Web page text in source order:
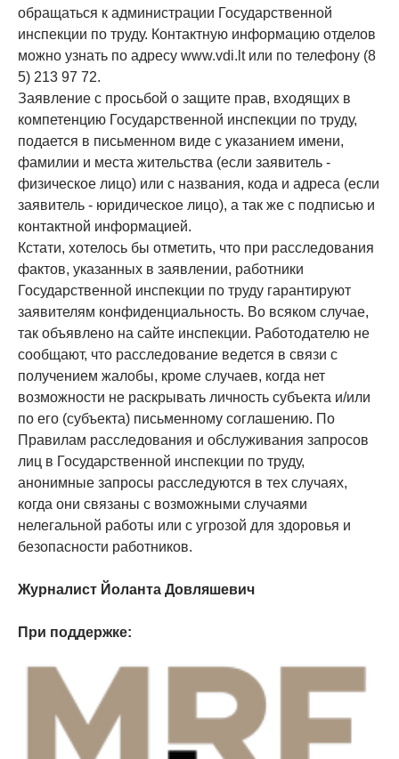
обращаться к администрации Государственной
инспекции по труду. Контактную информацию отделов
можно узнать по адресу www.vdi.lt или по телефону (8
5) 213 97 72.
Заявление с просьбой о защите прав, входящих в
компетенцию Государственной инспекции по труду,
подается в письменном виде с указанием имени,
фамилии и места жительства (если заявитель -
физическое лицо) или с названия, кода и адреса (если
заявитель - юридическое лицо), а так же с подписью и
контактной информацией.
Кстати, хотелось бы отметить, что при расследования
фактов, указанных в заявлении, работники
Государственной инспекции по труду гарантируют
заявителям конфиденциальность. Во всяком случае,
так объявлено на сайте инспекции. Работодателю не
сообщают, что расследование ведется в связи с
получением жалобы, кроме случаев, когда нет
возможности не раскрывать личность субъекта и/или
по его (субъекта) письменному соглашению. По
Правилам расследования и обслуживания запросов
лиц в Государственной инспекции по труду,
анонимные запросы расследуются в тех случаях,
когда они связаны с возможными случаями
нелегальной работы или с угрозой для здоровья и
безопасности работников.
Журналист Йоланта Довляшевич
При поддержке: